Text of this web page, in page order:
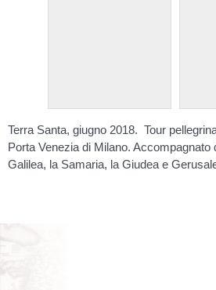
Terra Santa, giugno 2018. Tour
Porta Venezia di Milano. Accompagnato
Galilea, la Samaria, la Giudea e